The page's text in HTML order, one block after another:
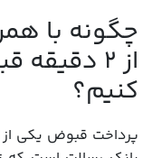
چگونه با
از ۲
کنیم؟
پرداخت قبوض یکی از